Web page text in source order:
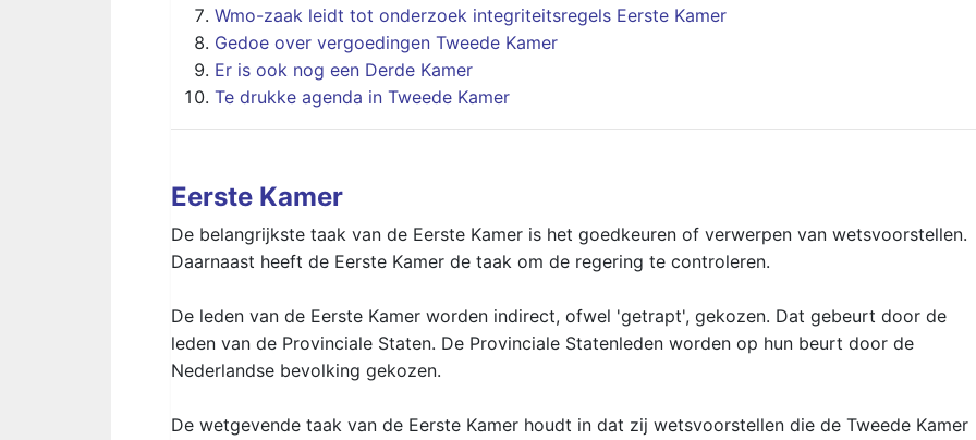
Wmo-zaak leidt tot onderzoek integriteitsregels Eerste Kamer
Gedoe over vergoedingen Tweede Kamer
Er is ook nog een Derde Kamer
Te drukke agenda in Tweede Kamer
Eerste Kamer
De belangrijkste taak van de Eerste Kamer is het goedkeuren of verwerpen van wetsvoorstellen.
Daarnaast heeft de Eerste Kamer de taak om de regering te controleren.
De leden van de Eerste Kamer worden indirect, ofwel 'getrapt', gekozen. Dat gebeurt door de
leden van de Provinciale Staten. De Provinciale Statenleden worden op hun beurt door de
Nederlandse bevolking gekozen.
De wetgevende taak van de Eerste Kamer houdt in dat zij wetsvoorstellen die de Tweede Kamer